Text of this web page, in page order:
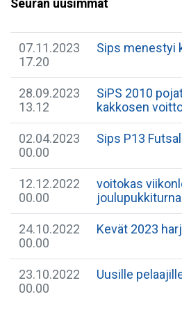
Seuran uusimmat
07.11.2023
17.20
Sips menestyi
28.09.2023
13.12
SiPS 2010
kakkosen
02.04.2023
00.00
Sips P13
12.12.2022
00.00
voitokas
24.10.2022
00.00
Kevät 2023
23.10.2022
00.00
Uusille